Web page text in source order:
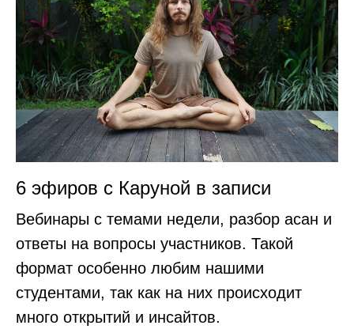
6 эфиров с Каруной в записи
Вебинары с темами недели, разбор асан и
ответы на вопросы участников. Такой
формат особенно любим нашими
студентами, так как на них происходит
много открытий и инсайтов.